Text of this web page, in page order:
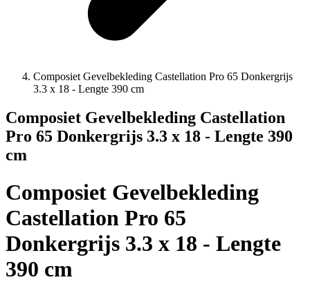
Composiet Gevelbekleding Castellation Pro 65 Donkergrijs
3.3 x 18 - Lengte 390 cm
Composiet Gevelbekleding Castellation
Pro 65 Donkergrijs 3.3 x 18 - Lengte 390
cm
Composiet Gevelbekleding
Castellation Pro 65
Donkergrijs 3.3 x 18 - Lengte
390 cm